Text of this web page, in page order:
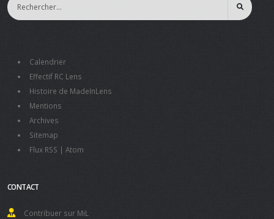
Calendrier
Effectif RC Lens
Histoire de MadeInLens
Mentions
Archives
Sitemap
Flux RSS | Atom
CONTACT
Contribuer sur MiL